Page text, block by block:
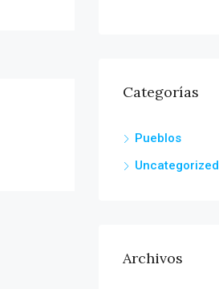
Categorías
Pueblos
Uncategorized
Archivos